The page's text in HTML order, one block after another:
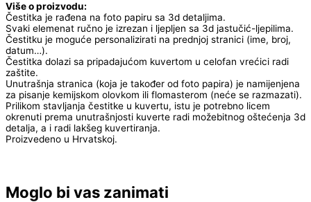
Više o proizvodu:
Čestitka je rađena na foto papiru sa 3d detaljima.
Svaki elemenat ručno je izrezan i ljepljen sa 3d jastučić-ljepilima.
Čestitku je moguće personalizirati na prednjoj stranici (ime, broj,
datum…).
Čestitka dolazi sa pripadajućom kuvertom u celofan vrećici radi
zaštite.
Unutrašnja stranica (koja je također od foto papira) je namijenjena
za pisanje kemijskom olovkom ili flomasterom (neće se razmazati).
Prilikom stavljanja čestitke u kuvertu, istu je potrebno licem
okrenuti prema unutrašnjosti kuverte radi možebitnog oštećenja 3d
detalja, a i radi lakšeg kuvertiranja.
Proizvedeno u Hrvatskoj.
Moglo bi vas zanimati